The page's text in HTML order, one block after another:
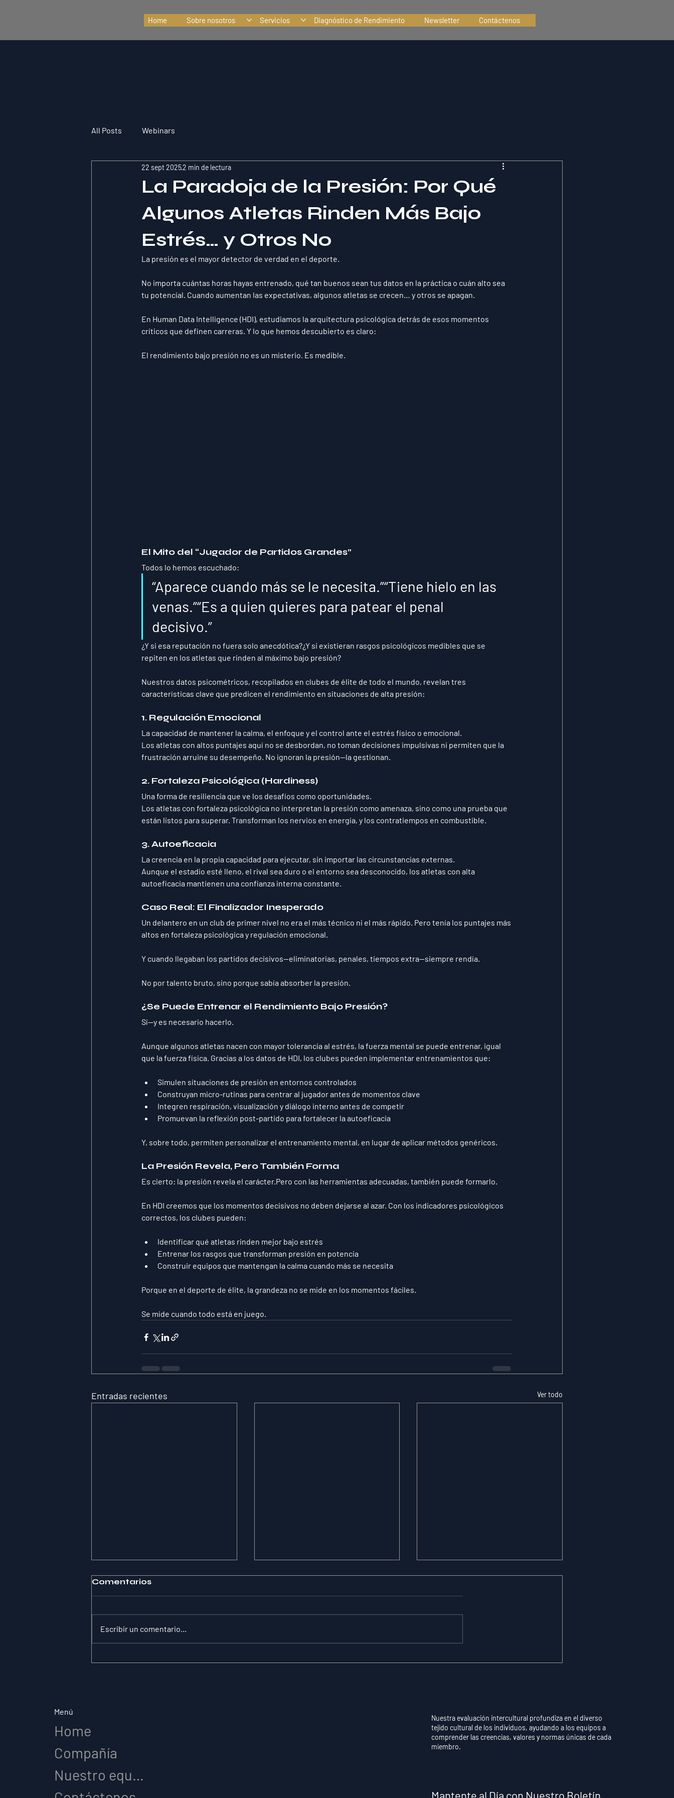
Home Sobre nosotros Servicios Diagnóstico de Rendimiento Newsletter Contáctenos
All Posts Webinars
La Paradoja de la Presión: Por Qué
Algunos Atletas Rinden Más Bajo
Estrés… y Otros No
22 sept 20252 min de lectura
La presión es el mayor detector de verdad en el deporte.
No importa cuántas horas hayas entrenado, qué tan buenos sean tus datos en la práctica o cuán alto sea
tu potencial. Cuando aumentan las expectativas, algunos atletas se crecen… y otros se apagan.
En Human Data Intelligence (HDI), estudiamos la arquitectura psicológica detrás de esos momentos
críticos que definen carreras. Y lo que hemos descubierto es claro:
El rendimiento bajo presión no es un misterio. Es medible.
El Mito del “Jugador de Partidos Grandes”
Todos lo hemos escuchado:
“Aparece cuando más se le necesita.”“Tiene hielo en las
venas.”“Es a quien quieres para patear el penal
decisivo.”
¿Y si esa reputación no fuera solo anecdótica?¿Y si existieran rasgos psicológicos medibles que se
repiten en los atletas que rinden al máximo bajo presión?
Nuestros datos psicométricos, recopilados en clubes de élite de todo el mundo, revelan tres
características clave que predicen el rendimiento en situaciones de alta presión:
1. Regulación Emocional
La capacidad de mantener la calma, el enfoque y el control ante el estrés físico o emocional.
Los atletas con altos puntajes aquí no se desbordan, no toman decisiones impulsivas ni permiten que la
frustración arruine su desempeño. No ignoran la presión—la gestionan.
2. Fortaleza Psicológica (Hardiness)
Una forma de resiliencia que ve los desafíos como oportunidades.
Los atletas con fortaleza psicológica no interpretan la presión como amenaza, sino como una prueba que
están listos para superar. Transforman los nervios en energía, y los contratiempos en combustible.
3. Autoeficacia
La creencia en la propia capacidad para ejecutar, sin importar las circunstancias externas.
Aunque el estadio esté lleno, el rival sea duro o el entorno sea desconocido, los atletas con alta
autoeficacia mantienen una confianza interna constante.
Caso Real: El Finalizador Inesperado
Un delantero en un club de primer nivel no era el más técnico ni el más rápido. Pero tenía los puntajes más
altos en fortaleza psicológica y regulación emocional.
Y cuando llegaban los partidos decisivos—eliminatorias, penales, tiempos extra—siempre rendía.
No por talento bruto, sino porque sabía absorber la presión.
¿Se Puede Entrenar el Rendimiento Bajo Presión?
Sí—y es necesario hacerlo.
Aunque algunos atletas nacen con mayor tolerancia al estrés, la fuerza mental se puede entrenar, igual
que la fuerza física. Gracias a los datos de HDI, los clubes pueden implementar entrenamientos que:
Simulen situaciones de presión en entornos controlados
Construyan micro-rutinas para centrar al jugador antes de momentos clave
Integren respiración, visualización y diálogo interno antes de competir
Promuevan la reflexión post-partido para fortalecer la autoeficacia
Y, sobre todo, permiten personalizar el entrenamiento mental, en lugar de aplicar métodos genéricos.
La Presión Revela, Pero También Forma
Es cierto: la presión revela el carácter.Pero con las herramientas adecuadas, también puede formarlo.
En HDI creemos que los momentos decisivos no deben dejarse al azar. Con los indicadores psicológicos
correctos, los clubes pueden:
Identificar qué atletas rinden mejor bajo estrés
Entrenar los rasgos que transforman presión en potencia
Construir equipos que mantengan la calma cuando más se necesita
Porque en el deporte de élite, la grandeza no se mide en los momentos fáciles.
Se mide cuando todo está en juego.
Entradas recientes Ver todo
Rendimiento
Comentarios
Escribir un comentario...
Menú
Home
Compañía
Nuestro equipo
Nuestra evaluación intercultural profundiza en el diverso
tejido cultural de los individuos, ayudando a los equipos a
comprender las creencias, valores y normas únicas de cada
miembro.
Mantente al Día con Nuestro Boletín